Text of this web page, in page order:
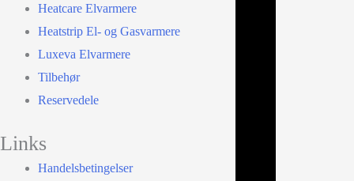
Heatcare Elvarmere
Heatstrip El- og Gasvarmere
Luxeva Elvarmere
Tilbehør
Reservedele
Links
Handelsbetingelser